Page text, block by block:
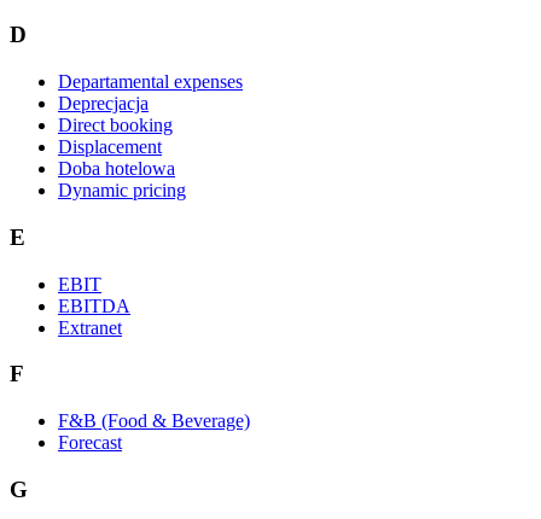
D
Departamental expenses
Deprecjacja
Direct booking
Displacement
Doba hotelowa
Dynamic pricing
E
EBIT
EBITDA
Extranet
F
F&B (Food & Beverage)
Forecast
G